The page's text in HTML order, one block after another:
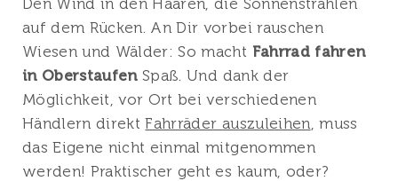
auf dem Rücken. An Dir vorbei rauschen
Wiesen und Wälder: So macht Fahrrad fahren
in OberstaufenSpaß. Und dank der
Möglichkeit, vor Ort bei verschiedenen
Händlern direktFahrräder auszuleihen , muss
das Eigene nicht einmal mitgenommen
werden! Praktischer geht es kaum, oder?